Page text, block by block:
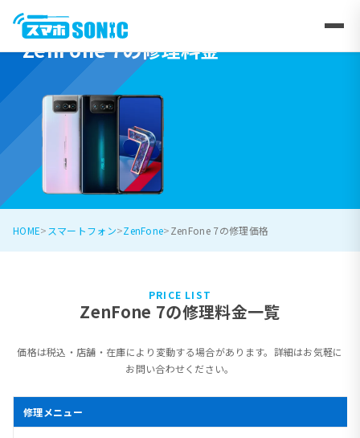
ZenFone 7の修理料金
HOME スマートフォン ZenFone ZenFone 7の修理価格
PRICE LIST
ZenFone 7の修理料金一覧
価格は税込・店舗・在庫により変動する場合があります。詳細はお気軽に
お問い合わせください。
修理メニュー